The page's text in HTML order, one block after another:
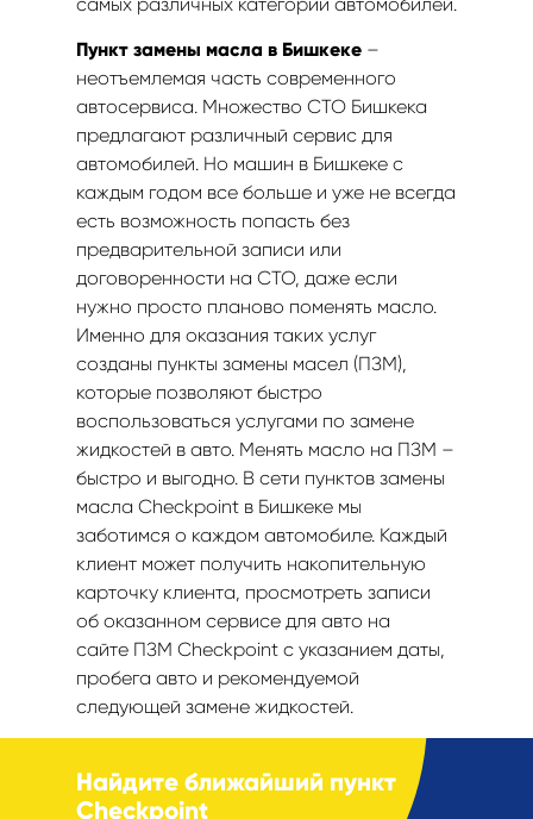
Пункт замены масла в Бишкеке –
неотъемлемая часть современного
автосервиса. Множество СТО Бишкека
предлагают различный сервис для
автомобилей. Но машин в Бишкеке с
каждым годом все больше и уже не всегда
есть возможность попасть без
предварительной записи или
договоренности на СТО, даже если
нужно просто планово поменять масло.
Именно для оказания таких услуг
созданы пункты замены масел (ПЗМ),
которые позволяют быстро
воспользоваться услугами по замене
жидкостей в авто. Менять масло на ПЗМ –
быстро и выгодно. В сети пунктов замены
масла Checkpoint в Бишкеке мы
заботимся о каждом автомобиле. Каждый
клиент может получить накопительную
карточку клиента, просмотреть записи
об оказанном сервисе для авто на
сайте ПЗМ Checkpoint с указанием даты,
пробега авто и рекомендуемой
следующей замене жидкостей.
Найдите ближайший пункт
Checkpoint